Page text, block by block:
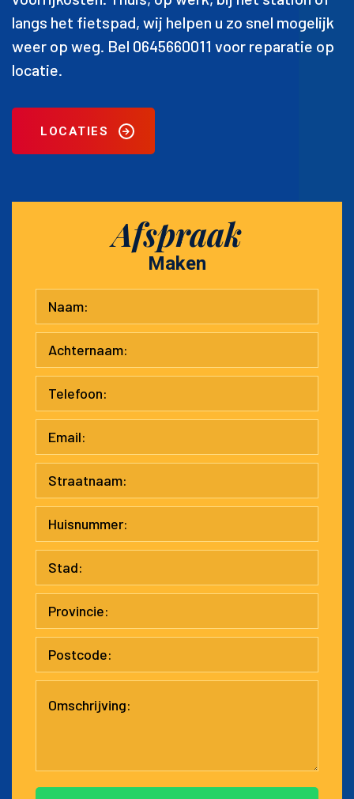
langs het fietspad, wij helpen u zo snel mogelijk
weer op weg. Bel 0645660011 voor reparatie op
locatie.
LOCATIES
Afspraak
Maken